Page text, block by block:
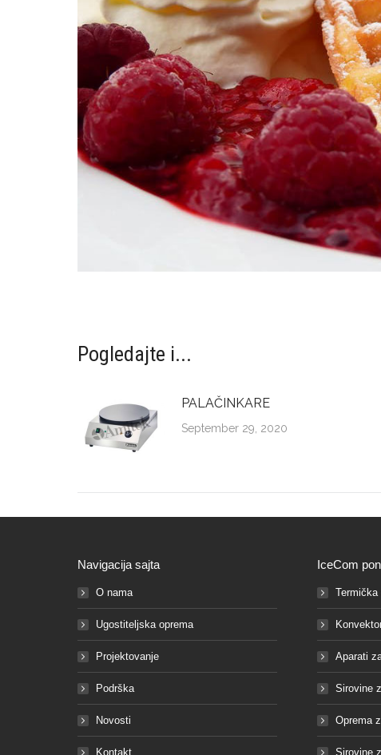
Pogledajte i...
PALAČINKARE
September 29, 2020
Navigacija sajta
O nama
Ugostiteljska oprema
Projektovanje
Podrška
Novosti
Kontakt
IceCom
Termička
Aparati
Sirovine
Oprema
Sirovine